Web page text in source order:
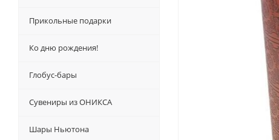
Прикольные подарки
Ко дню рождения!
Глобус-бары
Сувениры из ОНИКСА
Шары Ньютона